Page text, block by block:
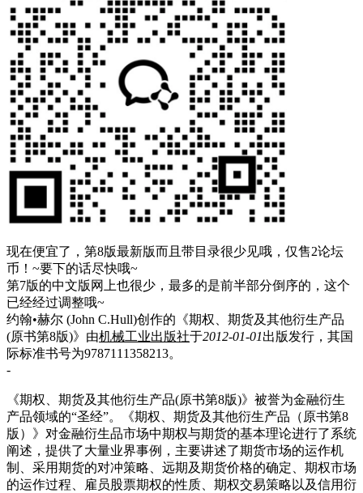
现在便宜了，第8版最新版而且带目录很少见哦，仅售2论坛
币！~要下的话尽快哦~
第7版的中文版网上也很少，最多的是前半部分倒序的，这个
已经经过调整哦~
约翰•赫尔 (John C.Hull)创作的《期权、期货及其他衍生产品
(原书第8版)》由机械工业出版社于2012-01-01出版发行，其国
际标准书号为9787111358213。
-
《期权、期货及其他衍生产品(原书第8版)》被誉为金融衍生
产品领域的“圣经”。《期权、期货及其他衍生产品（原书第8
版）》对金融衍生品市场中期权与期货的基本理论进行了系统
阐述，提供了大量业界事例，主要讲述了期货市场的运作机
制、采用期货的对冲策略、远期及期货价格的确定、期权市场
的运作过程、雇员股票期权的性质、期权交易策略以及信用衍